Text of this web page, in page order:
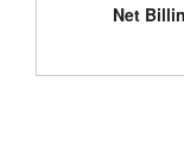
Net